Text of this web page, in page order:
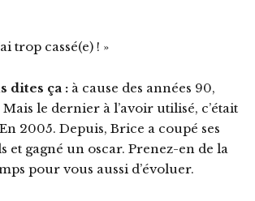
trop cassé(e) ! »
dites ça : à cause des années 90,
le dernier à l’avoir utilisé, c’était
2005. Depuis, Brice a coupé ses
et gagné un oscar. Prenez-en de la
pour vous aussi d’évoluer.